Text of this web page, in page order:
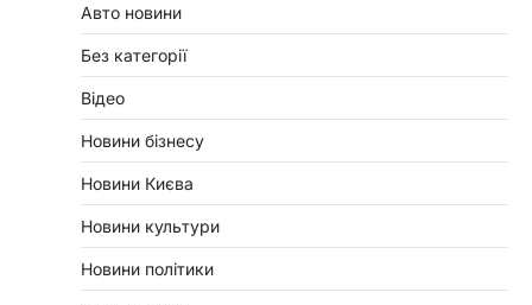
Авто новини
Без категорії
Відео
Новини бізнесу
Новини Києва
Новини культури
Новини політики